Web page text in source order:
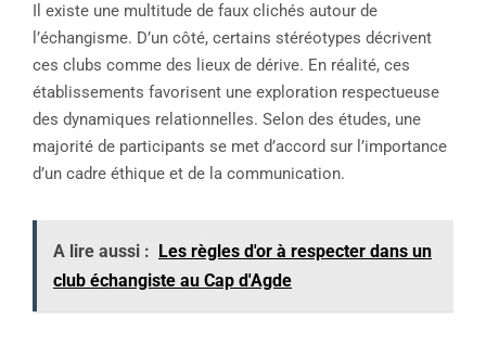
Il existe une multitude de faux clichés autour de
l’échangisme. D’un côté, certains stéréotypes décrivent
ces clubs comme des lieux de dérive. En réalité, ces
établissements favorisent une exploration respectueuse
des dynamiques relationnelles. Selon des études, une
majorité de participants se met d’accord sur l’importance
d’un cadre éthique et de la communication.
A lire aussi :
Les règles d'or à respecter dans un
club échangiste au Cap d'Agde